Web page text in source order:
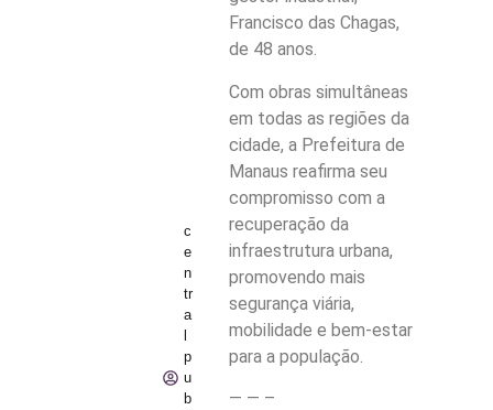
c
e
n
tr
a
p
u
b
Francisco das Chagas,
de 48 anos.
Com obras simultâneas
em todas as regiões da
cidade, a Prefeitura de
Manaus reafirma seu
compromisso com a
recuperação da
infraestrutura urbana,
promovendo mais
segurança viária,
mobilidade e bem-estar
para a população.
— — –